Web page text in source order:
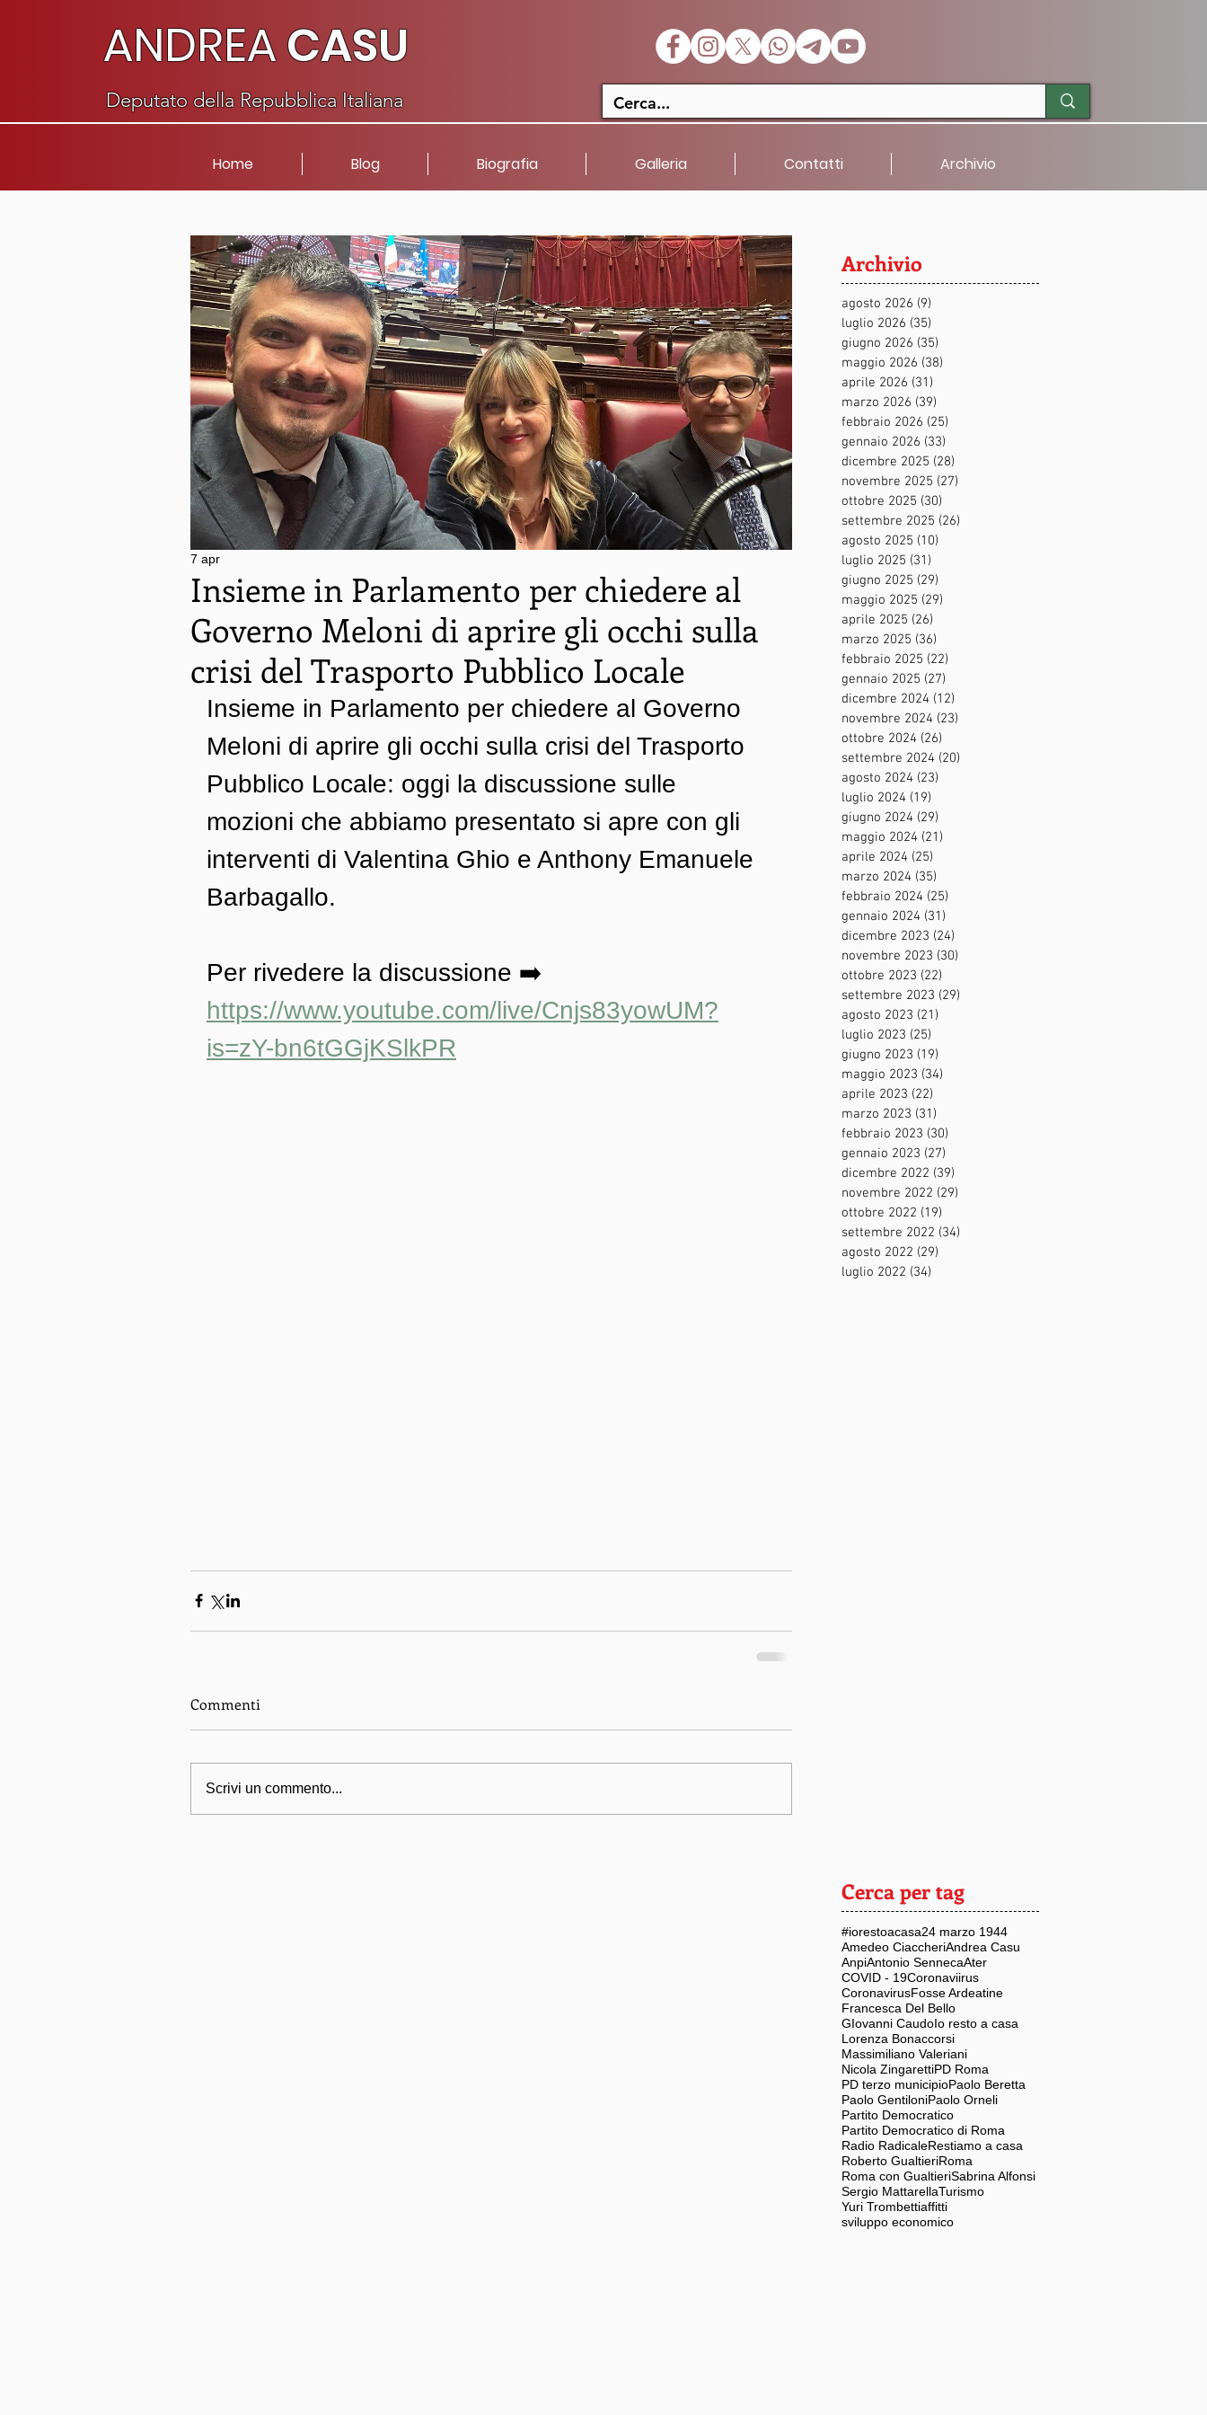
ANDREACASU
Deputato della Repubblica Italiana
Home Blog Biografia Galleria Contatti Archivio
Insieme in Parlamento per chiedere al
Governo Meloni di aprire gli occhi sulla
crisi del Trasporto Pubblico Locale
7 apr
Insieme in Parlamento per chiedere al Governo
Meloni di aprire gli occhi sulla crisi del Trasporto
Pubblico Locale: oggi la discussione sulle
mozioni che abbiamo presentato si apre con gli
interventi di Valentina Ghio e Anthony Emanuele
Barbagallo.
Per rivedere la discussione ➡️
https://www.youtube.com/live/Cnjs83yowUM?
is=zY-bn6tGGjKSlkPR
Commenti
Scrivi un commento...
Archivio
agosto 2026 (9)
luglio 2026 (35)
giugno 2026 (35)
maggio 2026 (38)
aprile 2026 (31)
marzo 2026 (39)
febbraio 2026 (25)
gennaio 2026 (33)
dicembre 2025 (28)
novembre 2025 (27)
ottobre 2025 (30)
settembre 2025 (26)
agosto 2025 (10)
luglio 2025 (31)
giugno 2025 (29)
maggio 2025 (29)
aprile 2025 (26)
marzo 2025 (36)
febbraio 2025 (22)
gennaio 2025 (27)
dicembre 2024 (12)
novembre 2024 (23)
ottobre 2024 (26)
settembre 2024 (20)
agosto 2024 (23)
luglio 2024 (19)
giugno 2024 (29)
maggio 2024 (21)
aprile 2024 (25)
marzo 2024 (35)
febbraio 2024 (25)
gennaio 2024 (31)
dicembre 2023 (24)
novembre 2023 (30)
ottobre 2023 (22)
settembre 2023 (29)
agosto 2023 (21)
luglio 2023 (25)
giugno 2023 (19)
maggio 2023 (34)
aprile 2023 (22)
marzo 2023 (31)
febbraio 2023 (30)
gennaio 2023 (27)
dicembre 2022 (39)
novembre 2022 (29)
ottobre 2022 (19)
settembre 2022 (34)
agosto 2022 (29)
luglio 2022 (34)
Cerca per tag
#iorestoacasa24 marzo 1944
Amedeo CiaccheriAndrea Casu
AnpiAntonio SennecaAter
COVID - 19Coronaviirus
CoronavirusFosse Ardeatine
Francesca Del Bello
GIovanni CaudoIo resto a casa
Lorenza Bonaccorsi
Massimiliano Valeriani
Nicola ZingarettiPD Roma
PD terzo municipioPaolo Beretta
Paolo GentiloniPaolo Orneli
Partito Democratico
Partito Democratico di Roma
Radio RadicaleRestiamo a casa
Roberto GualtieriRoma
Roma con GualtieriSabrina Alfonsi
Sergio MattarellaTurismo
Yuri Trombettiaffitti
sviluppo economico